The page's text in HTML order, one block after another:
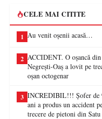
CELE MAI CITITE
1 Au venit oșenii acasă…
2 ACCIDENT. O oșancă din
Negrești-Oaș a lovit pe
oșan octogenar
3 INCREDIBIL!!! Șofer de
ani a produs un accident
trecere de pietoni din